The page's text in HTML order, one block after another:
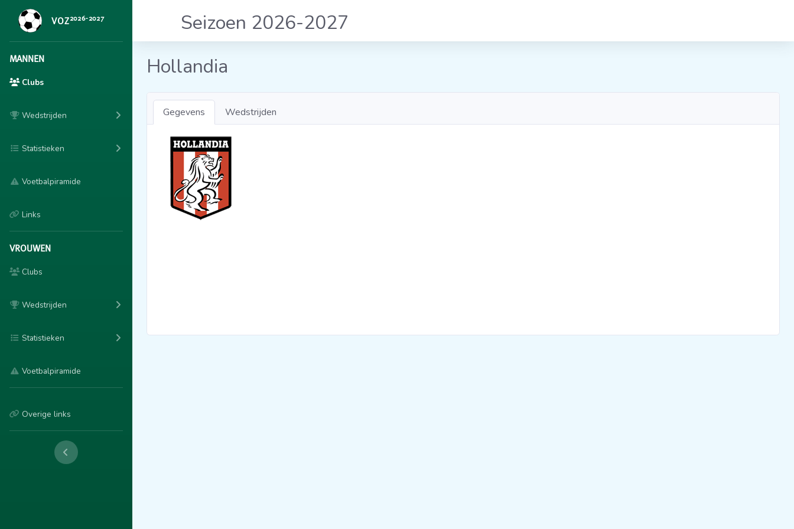
VOZ2026-2027
MANNEN
Clubs
Wedstrijden
Statistieken
Voetbalpiramide
Links
VROUWEN
Clubs
Wedstrijden
Statistieken
Voetbalpiramide
Overige links
Seizoen 2026-2027
Hollandia
Gegevens Wedstrijden